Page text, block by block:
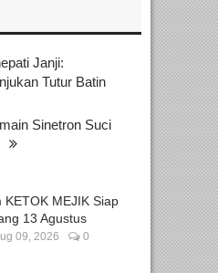
Janji:
Tutur Batin
Sinetron Suci
KETOK MEJIK Siap
13 Agustus
09, 2026 0